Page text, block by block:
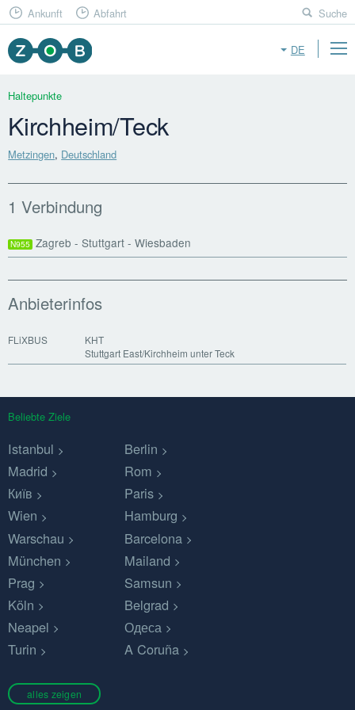
DE
Ankunft Abfahrt Suche
Haltepunkte
Kirchheim/Teck
Metzingen, Deutschland
1 Verbindung
N955 Zagreb - Stuttgart - Wiesbaden
Anbieterinfos
FLiXBUS
KHT
Stuttgart East/Kirchheim unter Teck
Beliebte Ziele
Istanbul
Berlin
Madrid
Rom
Київ
Paris
Wien
Hamburg
Warschau
Barcelona
München
Mailand
Prag
Samsun
Köln
Belgrad
Neapel
Одеса
Turin
A Coruña
alles zeigen